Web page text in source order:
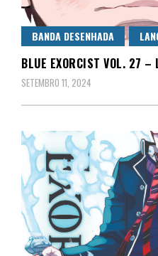
BANDA DESENHADA
BLUE EXORCIST VOL. 27 –
SETEMBRO 11, 2024